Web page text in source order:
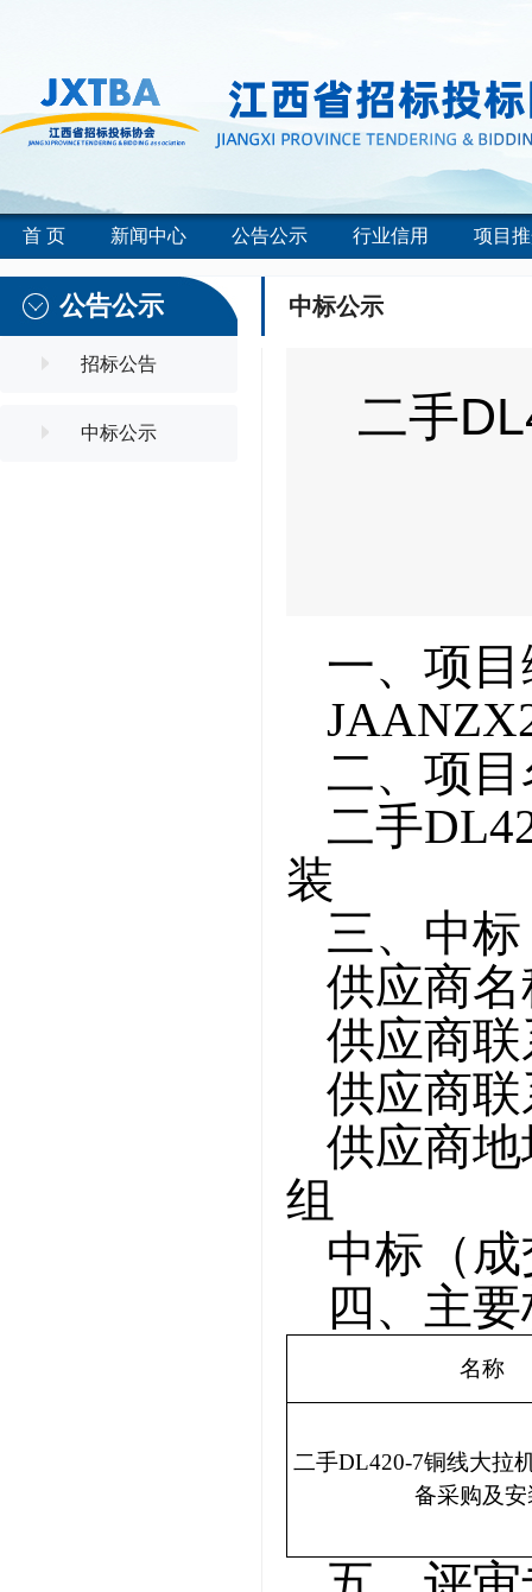
首 页 新闻中心 公告公示 行业信用 项目
公告公示
招标公告
中标公示
中标公示
二手
一、项
二、项
二手
装
三、中
供应商
供应商
供应商
供应商
组
中标（
四、主
名称
二手DL420-7铜线大拉
备采购及安